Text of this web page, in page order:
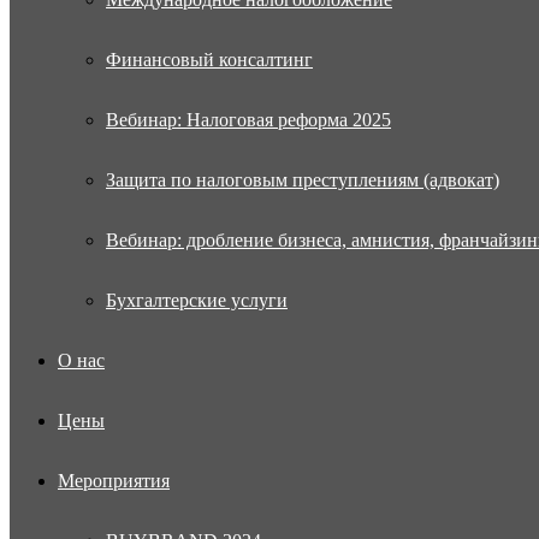
Финансовый консалтинг
Вебинар: Налоговая реформа 2025
Защита по налоговым преступлениям (адвокат)
Вебинар: дробление бизнеса, амнистия,
Бухгалтерские услуги
О нас
Цены
Мероприятия